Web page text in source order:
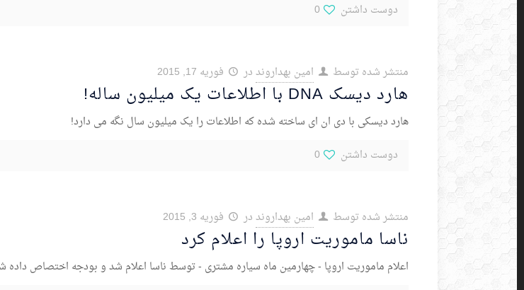
دوست داشتن
0
منتشر شده توسط امین بهدارونددر فوریه 17, 2015
هارد دیسک DNA با اطلاعات یک میلیون ساله!
هارد دیسکی با دی ان ای ساخته شده که اطلاعات را یک میلیون سال نگه می دارد!
دوست داشتن
0
منتشر شده توسط امین بهدارونددر فوریه 3, 2015
ناسا ماموریت اروپا را اعلام کرد
اعلام ماموریت اروپا - چهارمین ماه سیاره مشتری - توسط ناسا اعلام شد و بودجه اختصاص داده